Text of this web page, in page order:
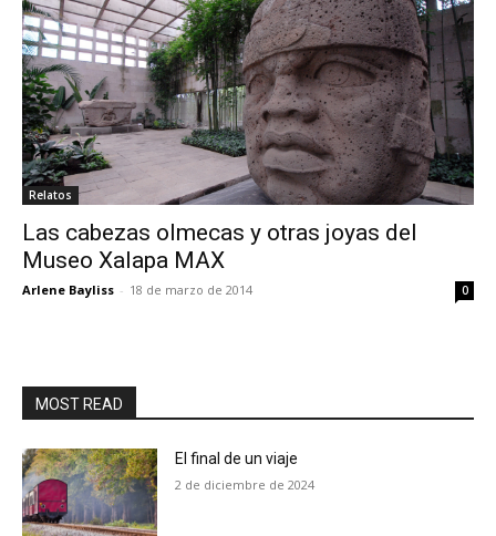
Relatos
Las cabezas olmecas y otras joyas del
Museo Xalapa MAX
Arlene Bayliss - 18 de marzo de 2014 0
MOST READ
El final de un viaje
2 de diciembre de 2024